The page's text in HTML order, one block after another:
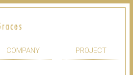
COMPANY PROJECT